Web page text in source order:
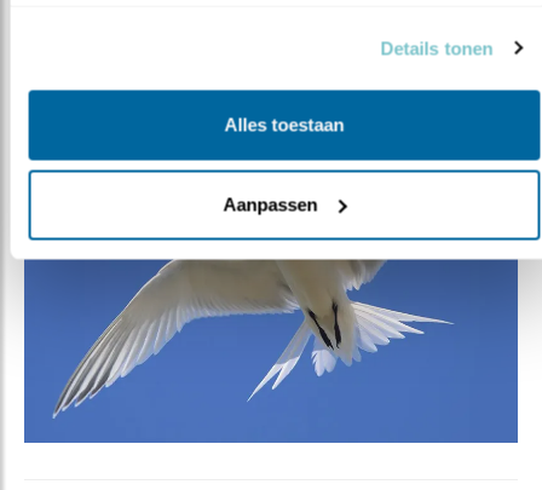
Details tonen
Alles toestaan
Aanpassen